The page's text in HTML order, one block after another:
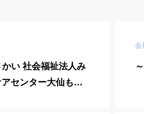
い 社会福祉法人み
センター大仙もず
会